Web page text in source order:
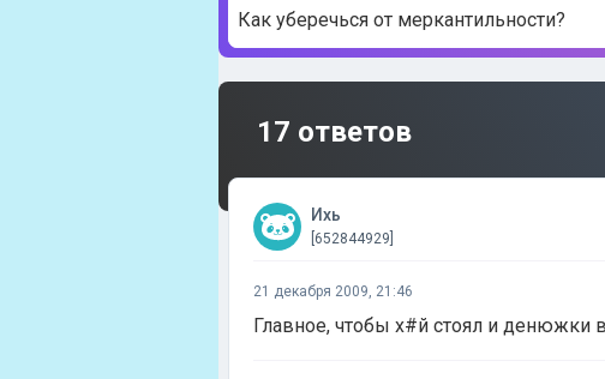
Как уберечься от меркантильности?
17 ответов
Ихь
[652844929]
21 декабря 2009, 21:46
Главное, чтобы х#й стоял и денюжки